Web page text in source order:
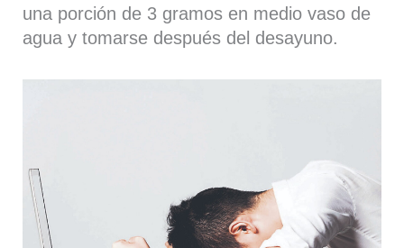
una porción de 3 gramos en medio vaso de
agua y tomarse después del desayuno.